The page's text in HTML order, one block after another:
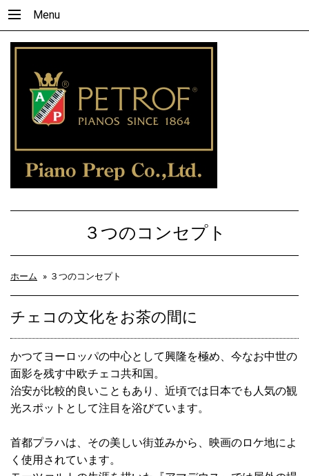
Menu
３つのコンセプト
ホーム » ３つのコンセプト
チェコの文化をお茶の間に
かつてヨーロッパの中心として興隆を極め、今なお中世の
面影を残す中欧チェコ共和国。
治安が比較的良いこともあり、近頃では日本でも人気の観
光スポットとして注目を浴びています。
首都プラハは、その美しい街並みから、映画のロケ地によ
く使用されています。